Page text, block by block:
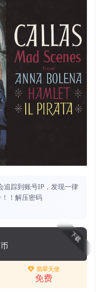
追踪到账号IP，发现一律
！解压密码
下载
翡翠天使
免费